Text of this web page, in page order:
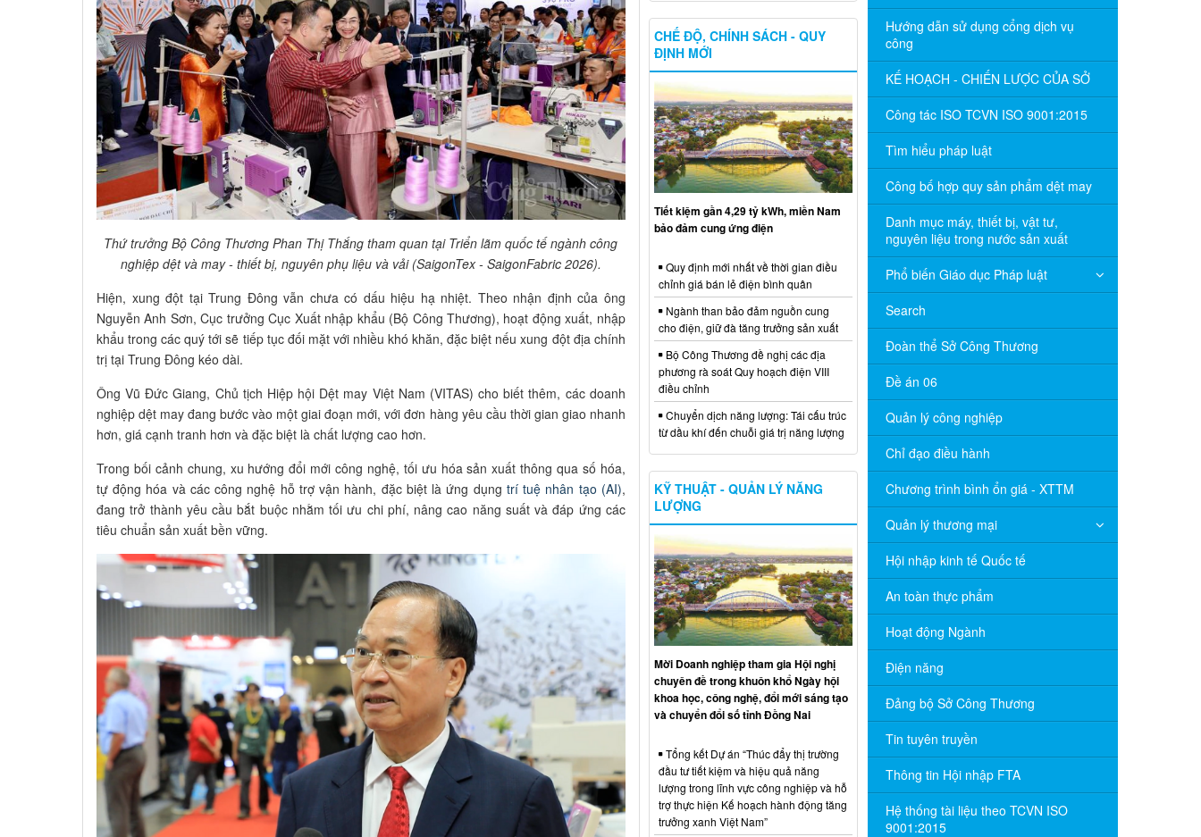
Thứ trưởng Bộ Công Thương Phan Thị Thắng tham quan tại Triển lãm quốc tế ngành công
nghiệp dệt và may - thiết bị, nguyên phụ liệu và vải (SaigonTex - SaigonFabric 2026).
Hiện, xung đột tại Trung Đông vẫn chưa có dấu hiệu hạ nhiệt. Theo nhận định của ông
Nguyễn Anh Sơn, Cục trưởng Cục Xuất nhập khẩu (Bộ Công Thương), hoạt động xuất, nhập
khẩu trong các quý tới sẽ tiếp tục đối mặt với nhiều khó khăn, đặc biệt nếu xung đột địa chính
trị tại Trung Đông kéo dài.
Ông Vũ Đức Giang, Chủ tịch Hiệp hội Dệt may Việt Nam (VITAS) cho biết thêm, các doanh
nghiệp dệt may đang bước vào một giai đoạn mới, với đơn hàng yêu cầu thời gian giao nhanh
hơn, giá cạnh tranh hơn và đặc biệt là chất lượng cao hơn.
Trong bối cảnh chung, xu hướng đổi mới công nghệ, tối ưu hóa sản xuất thông qua số hóa,
tự động hóa và các công nghệ hỗ trợ vận hành, đặc biệt là ứng dụng trí tuệ nhân tạo (AI),
đang trở thành yêu cầu bắt buộc nhằm tối ưu chi phí, nâng cao năng suất và đáp ứng các
tiêu chuẩn sản xuất bền vững.
Hướng dẫn sử dụng cổng dịch vụ
công
KẾ HOẠCH - CHIẾN LƯỢC CỦA SỞ
Công tác ISO TCVN ISO 9001:2015
Tìm hiểu pháp luật
Công bố hợp quy sản phẩm dệt may
Danh mục máy, thiết bị, vật tư,
nguyên liệu trong nước sản xuất
Phổ biến Giáo dục Pháp luật
Search
Đoàn thể Sở Công Thương
Đề án 06
Quản lý công nghiệp
Chỉ đạo điều hành
Chương trình bình ổn giá - XTTM
Quản lý thương mại
Hội nhập kinh tế Quốc tế
An toàn thực phẩm
Hoạt động Ngành
Điện năng
Đảng bộ Sở Công Thương
Tin tuyên truyền
Thông tin Hội nhập FTA
Hệ thống tài liệu theo TCVN ISO
9001:2015
CHẾ ĐỘ, CHÍNH SÁCH - QUY
ĐỊNH MỚI
Tiết kiệm gần 4,29 tỷ kWh, miền Nam
bảo đảm cung ứng điện
Quy định mới nhất về thời gian điều
chỉnh giá bán lẻ điện bình quân
Ngành than bảo đảm nguồn cung
cho điện, giữ đà tăng trưởng sản xuất
Bộ Công Thương đề nghị các địa
phương rà soát Quy hoạch điện VIII
điều chỉnh
Chuyển dịch năng lượng: Tái cấu trúc
từ dầu khí đến chuỗi giá trị năng lượng
KỸ THUẬT - QUẢN LÝ NĂNG
LƯỢNG
Mời Doanh nghiệp tham gia Hội nghị
chuyên đề trong khuôn khổ Ngày hội
khoa học, công nghệ, đổi mới sáng tạo
và chuyển đổi số tỉnh Đồng Nai
Tổng kết Dự án “Thúc đẩy thị trường
đầu tư tiết kiệm và hiệu quả năng
lượng trong lĩnh vực công nghiệp và hỗ
trợ thực hiện Kế hoạch hành động tăng
trưởng xanh Việt Nam”